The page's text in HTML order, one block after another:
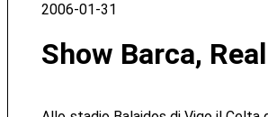
2006-01-31
Show Barca,